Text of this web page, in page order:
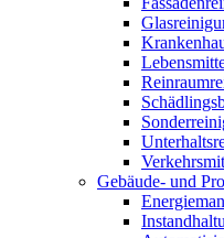
Gebäude- und